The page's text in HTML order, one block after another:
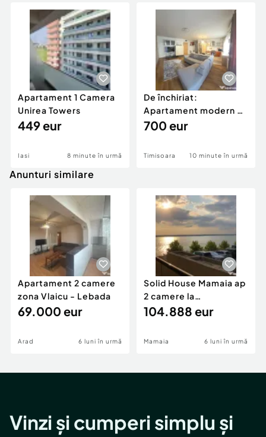
Apartament 1 Camera
Unirea Towers
449 eur
Iasi 8 minute în urmă
De închiriat:
Apartament modern cu
3 camere, 2 băi, 2 tera
700 eur
Timisoara 10 minute în urmă
Anunturi similare
Apartament 2 camere
zona Vlaicu - Lebada
69.000 eur
Arad 6 luni în urmă
Solid House Mamaia ap
2 camere la
cheie,langa Mega
104.888 eur
Mamaia 6 luni în urmă
Vinzi și cumperi simplu și